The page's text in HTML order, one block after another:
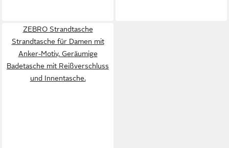
ZEBRO Strandtasche
Strandtasche für Damen mit
Anker-Motiv, Geräumige
Badetasche mit Reißverschluss
und Innentasche.